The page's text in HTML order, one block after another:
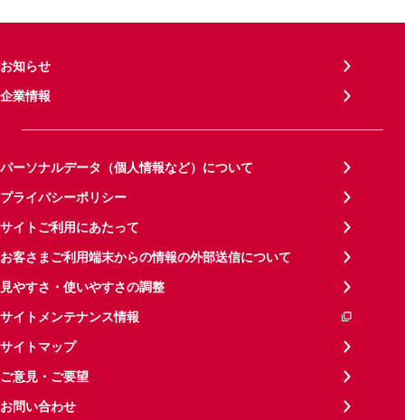
お知らせ
企業情報
パーソナルデータ（個人情報など）について
プライバシーポリシー
サイトご利用にあたって
お客さまご利用端末からの情報の外部送信について
見やすさ・使いやすさの調整
サイトメンテナンス情報
サイトマップ
ご意見・ご要望
お問い合わせ